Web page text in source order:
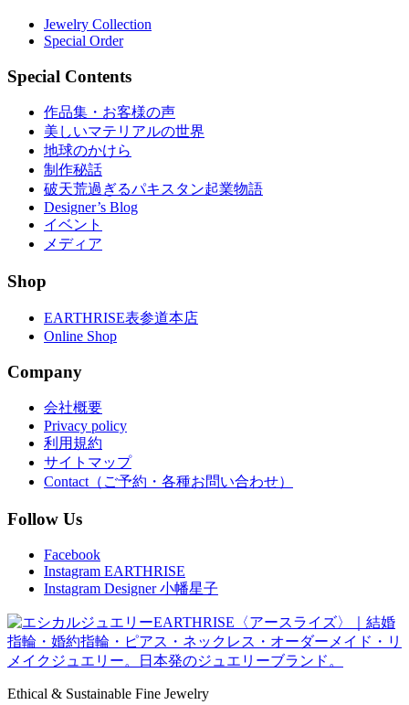
Jewelry Collection
Special Order
Special Contents
作品集・お客様の声
美しいマテリアルの世界
地球のかけら
制作秘話
破天荒過ぎるパキスタン起業物語
Designer’s Blog
イベント
メディア
Shop
EARTHRISE表参道本店
Online Shop
Company
会社概要
Privacy policy
利用規約
サイトマップ
Contact（ご予約・各種お問い合わせ）
Follow Us
Facebook
Instagram EARTHRISE
Instagram Designer 小幡星子
Ethical & Sustainable Fine Jewelry